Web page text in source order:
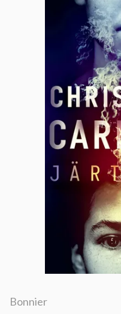
Bonnier